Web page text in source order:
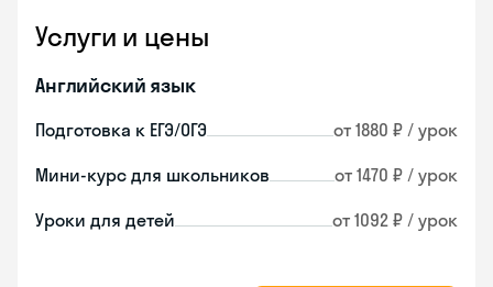
Услуги и цены
Английский язык
Подготовка к ЕГЭ/ОГЭ от 1880 ₽ / урок
Мини-курс для школьников от 1470 ₽ / урок
Уроки для детей от 1092 ₽ / урок